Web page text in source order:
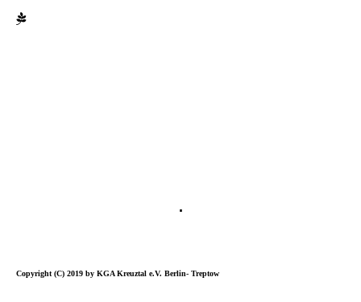
.
Copyright (C) 2019 by KGA Kreuztal e.V. Berlin- Treptow